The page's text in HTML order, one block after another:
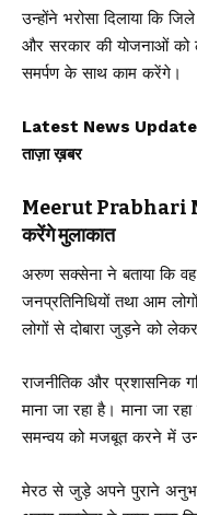
उन्होंने भरोसा दिलाया कि
और सरकार की योजनाओं को
समर्पण के साथ काम करेंगे।
Latest News Update
ताज़ा ख़बर
Meerut Prabhari
करेंगे मुलाकात
अरुण सक्सेना ने बताया कि वह
जनप्रतिनिधियों तथा आम
लोगों से दोबारा जुड़ने को
राजनीतिक और प्रशासनिक
माना जा रहा है। माना जा
समन्वय को मजबूत करने में
मेरठ से जुड़े अपने पुराने